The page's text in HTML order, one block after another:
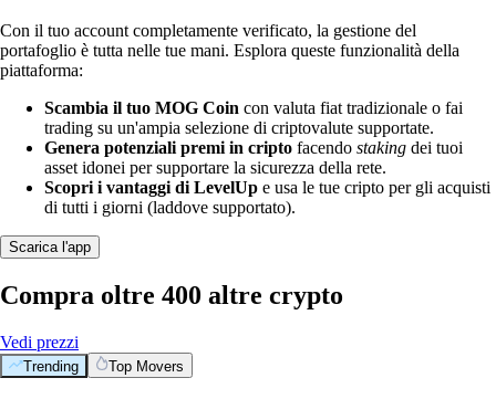
Con il tuo account completamente verificato, la gestione del
portafoglio è tutta nelle tue mani. Esplora queste funzionalità della
piattaforma:
Scambia il tuo MOG Coin con valuta fiat tradizionale o fai
trading su un'ampia selezione di criptovalute supportate.
Genera potenziali premi in cripto facendo staking dei tuoi
asset idonei per supportare la sicurezza della rete.
Scopri i vantaggi di LevelUp e usa le tue cripto per gli acquisti
di tutti i giorni (laddove supportato).
Scarica l'app
Compra oltre 400 altre crypto
Vedi prezzi
Trending Top Movers